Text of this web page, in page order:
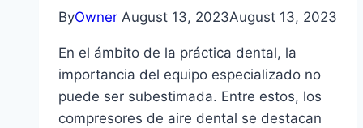
ByOwner August 13, 2023August 13, 2023
En el ámbito de la práctica dental, la
importancia del equipo especializado no
puede ser subestimada. Entre estos, los
compresores de aire dental se destacan